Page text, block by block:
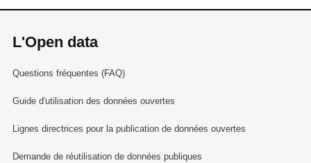
L'Open data
Questions fréquentes (FAQ)
Guide d'utilisation des données ouvertes
Lignes directrices pour la publication de données ouvertes
Demande de réutilisation de données publiques